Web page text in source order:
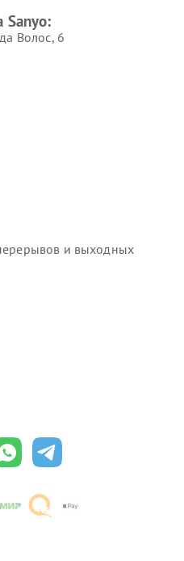
Sanyo:
Волос, 6
и выходных